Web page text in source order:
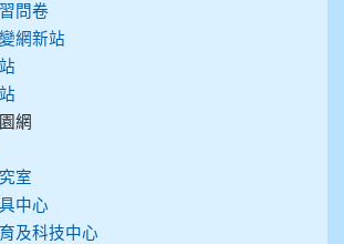
問卷
網新站
網
室
中心
及科技中心